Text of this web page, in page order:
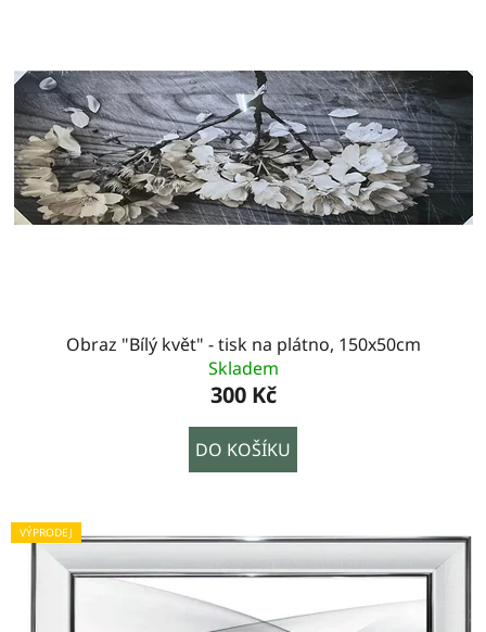
Obraz "Bílý květ" - tisk na plátno, 150x50cm
Skladem
300 Kč
DO KOŠÍKU
VÝPRODEJ